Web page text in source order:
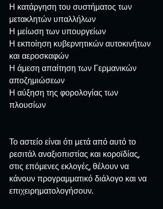
Η κατάργηση του συστήματος των
μετακλητών υπαλλήλων
Η μείωση των υπουργείων
Η εκποίηση κυβερνητικών αυτοκινήτων
και αεροσκαφών
Η άμεση απαίτηση των Γερμανικών
αποζημιώσεων
Η αύξηση της φορολογίας των
πλουσίων
Το αστείο είναι ότι μετά από αυτό το
ρεσιτάλ αναξιοπιστίας και κοροϊδίας,
στις επόμενες εκλογές, θέλουν να
κάνουν προγραμματικό διάλογο και να
επιχειρηματολογήσουν.